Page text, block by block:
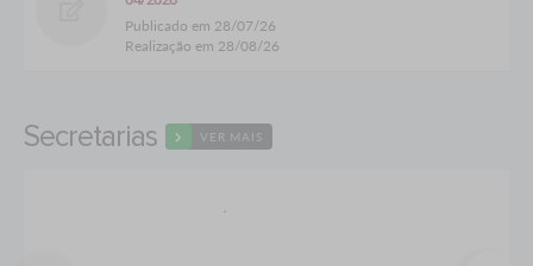
Publicado em 28/07/26
Realização em 28/08/26
Secretarias VER MAIS